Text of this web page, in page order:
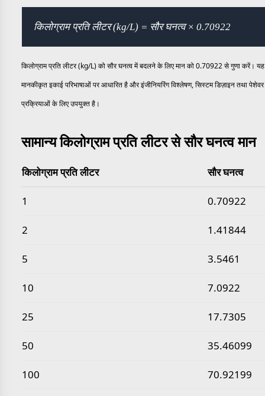
किलोग्राम प्रति लीटर (kg/L) = सौर घनत्व × 0.70922
किलोग्राम प्रति लीटर (kg/L) को सौर घनत्व में बदलने के लिए मान को 0.70922 से गुणा करें।
मानकीकृत इकाई परिभाषाओं पर आधारित है और इंजीनियरिंग विश्लेषण, सिस्टम डिज़ाइन तथा पेशेवर
प्रक्रियाओं के लिए उपयुक्त है।
सामान्य किलोग्राम प्रति लीटर से सौर घनत्व मान
सामान्य किलोग्राम प्रति लीटर से सौर घनत्व मान
किलोग्राम प्रति लीटर सौर घनत्व
1 0.70922
2 1.41844
5 3.5461
10 7.0922
25 17.7305
50 35.46099
100 70.92199